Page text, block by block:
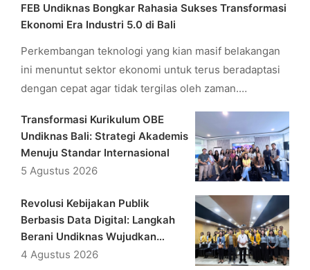
FEB Undiknas Bongkar Rahasia Sukses Transformasi
Ekonomi Era Industri 5.0 di Bali
Perkembangan teknologi yang kian masif belakangan
ini menuntut sektor ekonomi untuk terus beradaptasi
dengan cepat agar tidak tergilas oleh zaman.…
Transformasi Kurikulum OBE
Undiknas Bali: Strategi Akademis
Menuju Standar Internasional
5 Agustus 2026
Revolusi Kebijakan Publik
Berbasis Data Digital: Langkah
Berani Undiknas Wujudkan
Adaptive Governance
4 Agustus 2026